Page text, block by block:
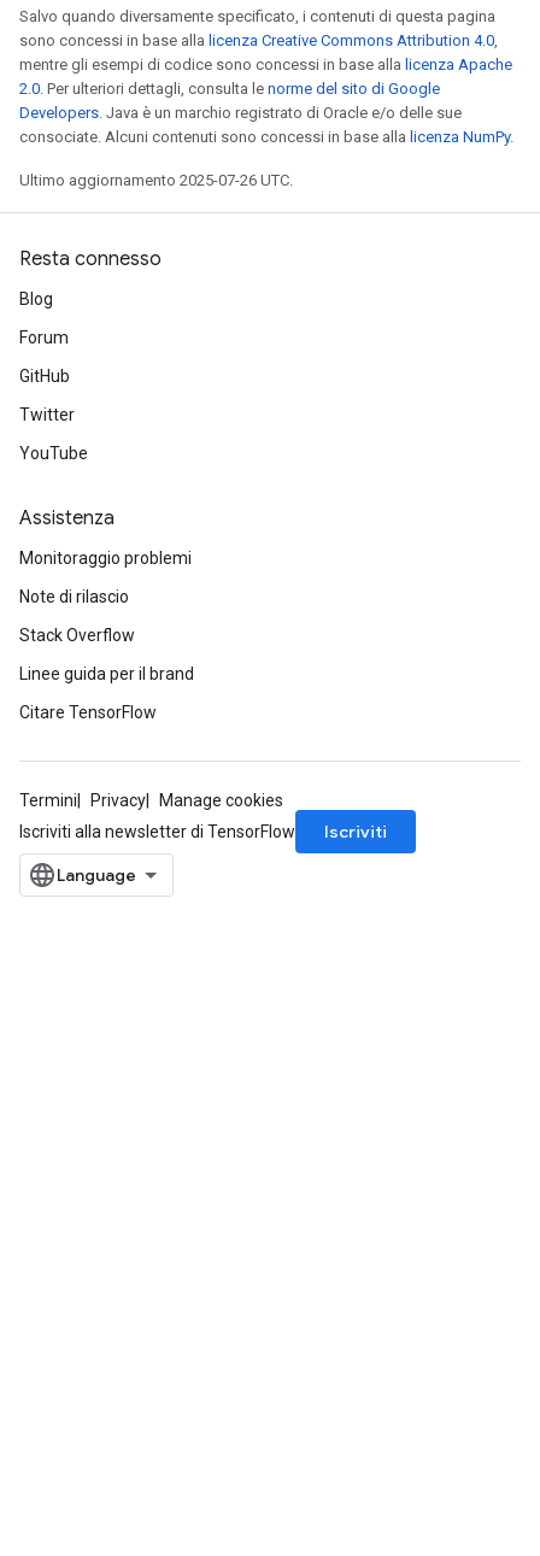
Salvo quando diversamente specificato, i contenuti di questa pagina
sono concessi in base alla licenza Creative Commons Attribution 4.0,
mentre gli esempi di codice sono concessi in base alla licenza Apache
2.0. Per ulteriori dettagli, consulta le norme del sito di Google
Developers. Java è un marchio registrato di Oracle e/o delle sue
consociate. Alcuni contenuti sono concessi in base alla licenza NumPy.
Ultimo aggiornamento 2025-07-26 UTC.
Resta connesso
Blog
Forum
GitHub
Twitter
YouTube
Assistenza
Monitoraggio problemi
Note di rilascio
Stack Overflow
Linee guida per il brand
Citare TensorFlow
Termini Privacy
Manage cookies
Iscriviti alla newsletter di TensorFlow
Iscriviti